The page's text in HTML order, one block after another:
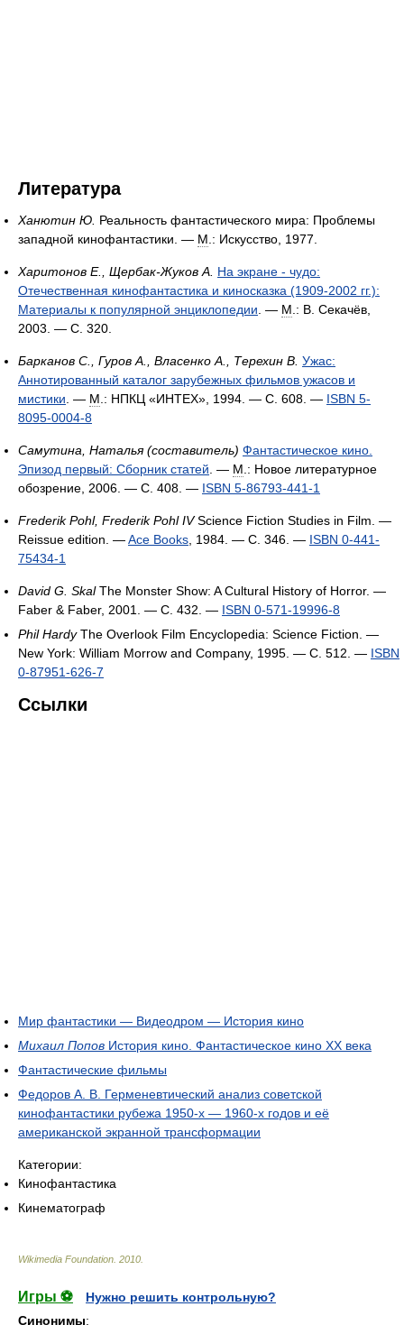
Литература
Ханютин Ю. Реальность фантастического мира: Проблемы
западной кинофантастики. — М .: Искусство, 1977.
Харитонов Е., Щербак-Жуков А. На экране - чудо:
Отечественная кинофантастика и киносказка (1909-2002 гг.):
Материалы к популярной энциклопедии . — М .: В. Секачёв,
2003. — С. 320.
Барканов С., Гуров А., Власенко А., Терехин В. Ужас:
Аннотированный каталог зарубежных фильмов ужасов и
мистики . — М .: НПКЦ «ИНТЕХ», 1994. — С. 608. — ISBN 5-
8095-0004-8
Самутина, Наталья (составитель) Фантастическое кино.
Эпизод первый: Сборник статей . — М .: Новое литературное
обозрение, 2006. — С. 408. — ISBN 5-86793-441-1
Frederik Pohl, Frederik Pohl IVScience Fiction Studies in Film. —
Reissue edition. —Ace Books , 1984. — С. 346. — ISBN 0-441-
75434-1
David G. SkalThe Monster Show: A Cultural History of Horror. —
Faber & Faber, 2001. — С. 432. — ISBN 0-571-19996-8
Phil HardyThe Overlook Film Encyclopedia: Science Fiction. —
New York: William Morrow and Company, 1995. — С. 512. — ISBN
0-87951-626-7
Ссылки
Мир фантастики — Видеодром — История кино
Михаил Попов История кино. Фантастическое кино XX века
Фантастические фильмы
Федоров А. В. Герменевтический анализ советской
кинофантастики рубежа 1950-х — 1960-х годов и её
американской экранной трансформации
Категории:
Кинофантастика
Кинематограф
Wikimedia Foundation 2010
Игры ⚽
Нужно решить контрольную?
Синонимы: